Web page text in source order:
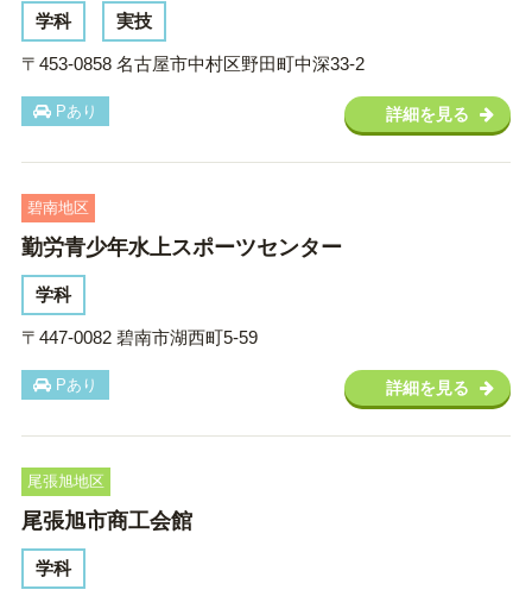
学科 実技
〒453-0858 名古屋市中村区野田町中深33-2
Pあり 詳細を見る
碧南地区
勤労青少年水上スポーツセンター
学科
〒447-0082 碧南市湖西町5-59
Pあり 詳細を見る
尾張旭地区
尾張旭市商工会館
学科